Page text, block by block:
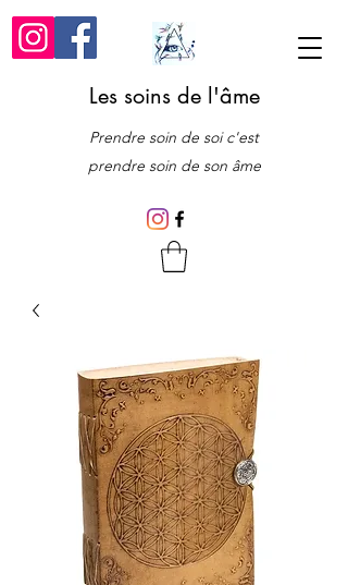
Les soins de l'âme
Prendre soin de soi c'est
prendre soin de son âme